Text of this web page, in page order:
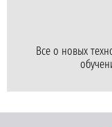
Все о новых